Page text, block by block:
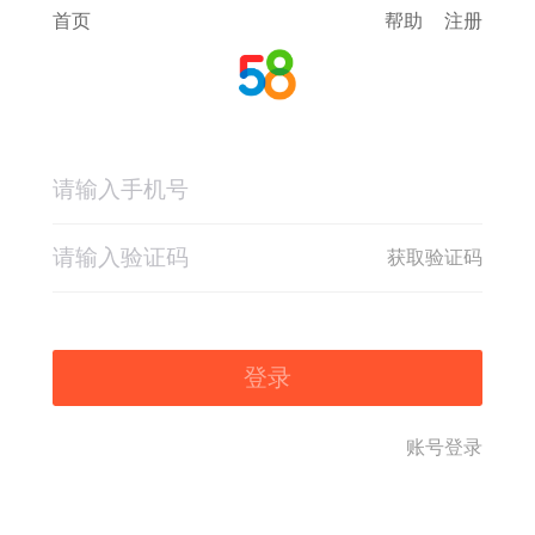
首页 帮助 注册
获取验证码
登录
账号登录